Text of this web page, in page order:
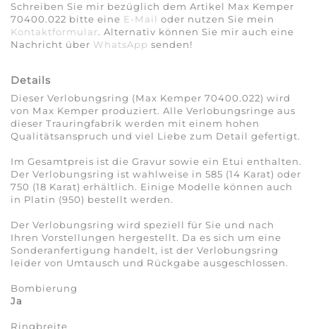
Schreiben Sie mir bezüglich dem Artikel Max Kemper
70400.022 bitte eine E-Mail oder nutzen Sie mein
Kontaktformular. Alternativ können Sie mir auch eine
Nachricht über WhatsApp senden!
Details
Dieser Verlobungsring (Max Kemper 70400.022) wird
von Max Kemper produziert. Alle Verlobungsringe aus
dieser Trauringfabrik werden mit einem hohen
Qualitätsanspruch und viel Liebe zum Detail gefertigt.
Im Gesamtpreis ist die Gravur sowie ein Etui enthalten.
Der Verlobungsring ist wahlweise in 585 (14 Karat) oder
750 (18 Karat) erhältlich. Einige Modelle können auch
in Platin (950) bestellt werden.
Der Verlobungsring wird speziell für Sie und nach
Ihren Vorstellungen hergestellt. Da es sich um eine
Sonderanfertigung handelt, ist der Verlobungsring
leider von Umtausch und Rückgabe ausgeschlossen.
Bombierung
Ja
Ringbreite